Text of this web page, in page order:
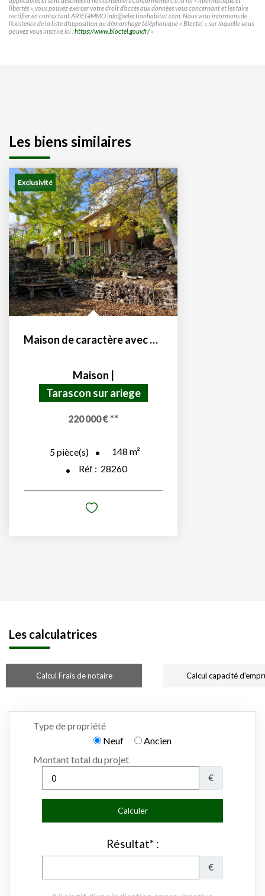
libertés », vous pouvez exercer votre droit d'accès aux données vous concernant et les faire
rectifier en contactant ARIEGIMMO info@selectionhabitat.com. Nous vous informons de
l'existence de la liste d'opposition au démarchage téléphonique « Bloctel », sur laquelle vous
pouvez vous inscrire ici :https://www.bloctel.gouv.fr/»
Les biens similaires
Exclusivité
Maison de caractère avec gîte et dépendance
Maison
Tarascon sur ariege
220 000 € **
5pièce(s) 148 m²
Réf : 28260
Les calculatrices
Calcul Frais de notaire Calcul capacité